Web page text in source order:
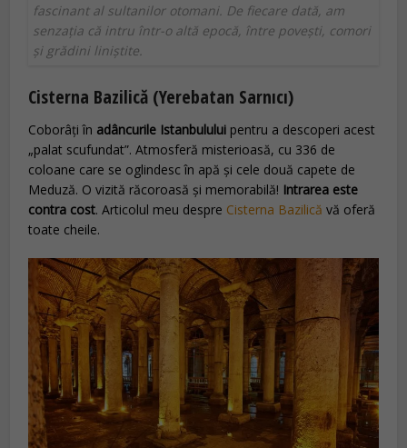
fascinant al sultanilor otomani. De fiecare dată, am
senzația că intru într-o altă epocă, între povești, comori
și grădini liniștite.
Cisterna Bazilică (Yerebatan Sarnıcı)
Coborâți în adâncurile Istanbulului pentru a descoperi acest
„palat scufundat”. Atmosferă misterioasă, cu 336 de
coloane care se oglindesc în apă și cele două capete de
Meduză. O vizită răcoroasă și memorabilă! Intrarea este
contra cost. Articolul meu despre Cisterna Bazilică vă oferă
toate cheile.